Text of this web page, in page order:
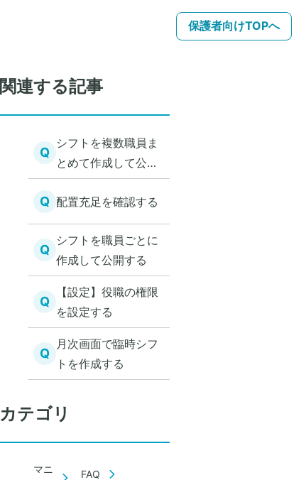
保護者向けTOPへ
関連する記事
Q
シフトを複数職員ま
とめて作成して公開
する
Q 配置充足を確認する
Q
シフトを職員ごとに
作成して公開する
Q
【設定】役職の権限
を設定する
Q
月次画面で臨時シフ
トを作成する
カテゴリ
マニ
FAQ